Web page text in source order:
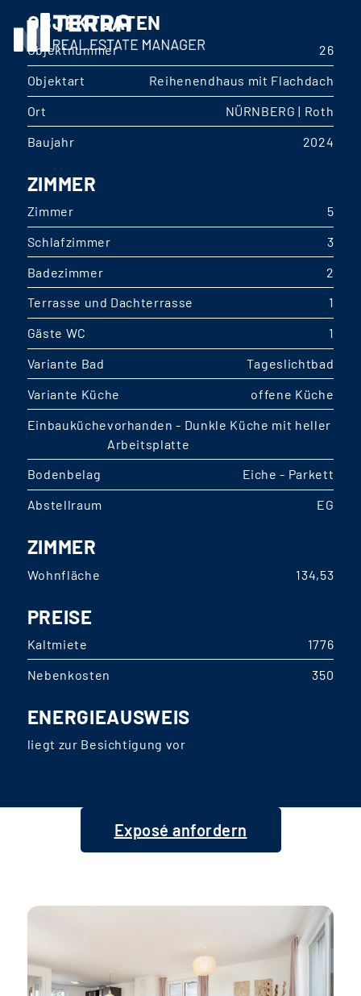
OBJEKTDATEN
Objektnummer
26
Objektart
Reihenendhaus mit Flachdach
Ort
NÜRNBERG | Roth
Baujahr
2024
ZIMMER
Zimmer
5
Schlafzimmer
3
Badezimmer
2
Terrasse und Dachterrasse
1
Gäste WC
1
Variante Bad
Tageslichtbad
Variante Küche
offene Küche
Einbauküchevorhanden - Dunkle Küche mit heller
Arbeitsplatte
Bodenbelag
Eiche - Parkett
Abstellraum
EG
ZIMMER
Wohnfläche 134,53
PREISE
Kaltmiete
1776
Nebenkosten
350
ENERGIEAUSWEIS
liegt zur Besichtigung vor
Exposé anfordern